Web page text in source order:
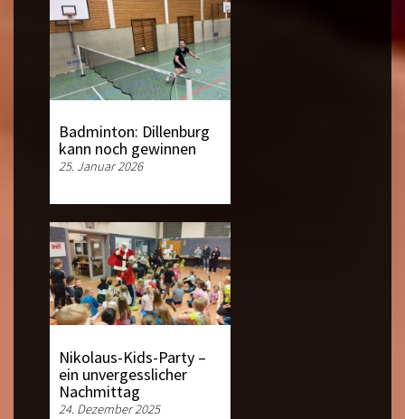
Badminton: Dillenburg
kann noch gewinnen
25. Januar 2026
Nikolaus-Kids-Party –
ein unvergesslicher
Nachmittag
24. Dezember 2025